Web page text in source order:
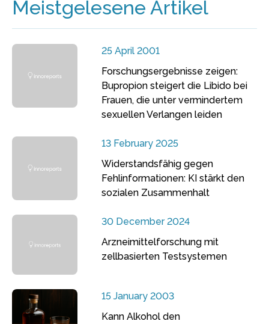
Meistgelesene Artikel
25 April 2001
Forschungsergebnisse zeigen:
Bupropion steigert die Libido bei
Frauen, die unter vermindertem
sexuellen Verlangen leiden
13 February 2025
Widerstandsfähig gegen
Fehlinformationen: KI stärkt den
sozialen Zusammenhalt
30 December 2024
Arzneimittelforschung mit
zellbasierten Testsystemen
15 January 2003
Kann Alkohol den